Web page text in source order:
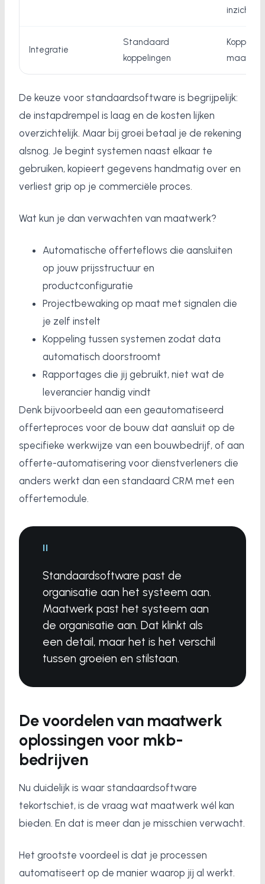
inzichten
Integratie
Standaard
koppelingen
maat
De keuze voor standaardsoftware is begrijpelijk:
de instapdrempel is laag en de kosten lijken
overzichtelijk. Maar bij groei betaal je de rekening
alsnog. Je begint systemen naast elkaar te
gebruiken, kopieert gegevens handmatig over en
verliest grip op je commerciële proces.
Wat kun je dan verwachten van maatwerk?
Automatische offerteflows die aansluiten
op jouw prijsstructuur en
productconfiguratie
Projectbewaking op maat met signalen die
je zelf instelt
Koppeling tussen systemen zodat data
automatisch doorstroomt
Rapportages die jij gebruikt, niet wat de
leverancier handig vindt
Denk bijvoorbeeld aan een geautomatiseerd
offerteproces voor de bouw dat aansluit op de
specifieke werkwijze van een bouwbedrijf, of aan
offerte-automatisering voor dienstverleners die
anders werkt dan een standaard CRM met een
offertemodule.
"
Standaardsoftware past de
organisatie aan het systeem aan.
Maatwerk past het systeem aan
de organisatie aan. Dat klinkt als
een detail, maar het is het verschil
tussen groeien en stilstaan.
De voordelen van maatwerk
oplossingen voor mkb-
bedrijven
Nu duidelijk is waar standaardsoftware
tekortschiet, is de vraag wat maatwerk wél kan
bieden. En dat is meer dan je misschien verwacht.
Het grootste voordeel is dat je processen
automatiseert op de manier waarop jij al werkt.